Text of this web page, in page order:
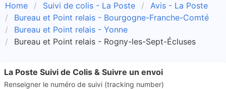
Home Suivi de colis - La Poste
Avis - La Poste
Bureau et Point relais - Bourgogne-Franche-Comté
Bureau et Point relais - Yonne
Bureau et Point relais - Rogny-les-Sept-Écluses
La Poste Suivi de Colis & Suivre un envoi
Renseigner le numéro de suivi (tracking number)